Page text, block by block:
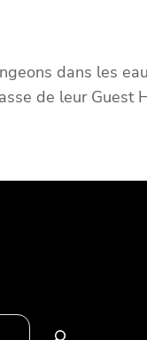
dans les
de leur Guest